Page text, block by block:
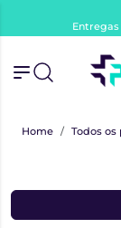
Home Todos